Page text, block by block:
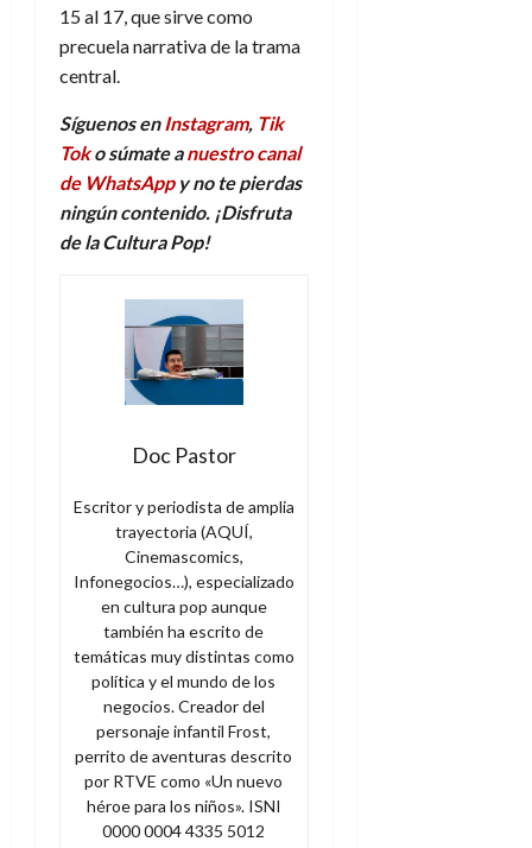
15 al 17, que sirve como
precuela narrativa de la trama
central.
Síguenos enInstagram, Tik
Toko súmate anuestro canal
de WhatsAppy no te pierdas
ningún contenido. ¡Disfruta
de la Cultura Pop!
Doc Pastor
Escritor y periodista de amplia
trayectoria (AQUÍ,
Cinemascomics,
Infonegocios…), especializado
en cultura pop aunque
también ha escrito de
temáticas muy distintas como
política y el mundo de los
negocios. Creador del
personaje infantil Frost,
perrito de aventuras descrito
por RTVE como «Un nuevo
héroe para los niños». ISNI
0000 0004 4335 5012